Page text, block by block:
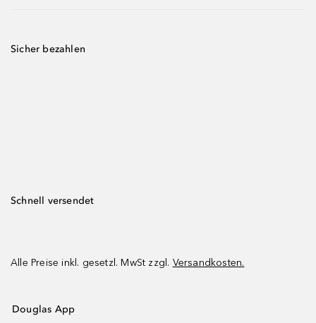
Sicher bezahlen
Schnell versendet
Alle Preise inkl. gesetzl. MwSt zzgl. Versandkosten.
Douglas App